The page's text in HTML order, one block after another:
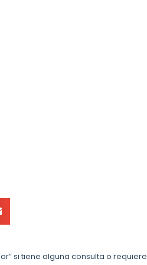
si tiene alguna consulta o requiere